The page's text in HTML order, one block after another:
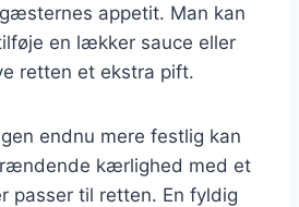
appetit. Man kan
en lækker sauce eller
retten et ekstra pift.
endnu mere festlig kan
kærlighed med et
passer til retten. En fyldig